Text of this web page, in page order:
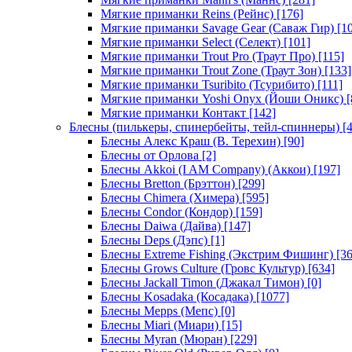
Мягкие приманки Reins (Рейнс) [176]
Мягкие приманки Savage Gear (Саваж Гир)
Мягкие приманки Select (Селект) [101]
Мягкие приманки Trout Pro (Траут Про) [115]
Мягкие приманки Trout Zone (Траут Зон) [133]
Мягкие приманки Tsuribito (Тсурибито) [111]
Мягкие приманки Yoshi Onyx (Йоши Оникс)
Мягкие приманки Контакт [142]
Блесны (пилькеры, спинербейты, тейл-спиннеры)
Блесны Алекс Краш (В. Терехин) [90]
Блесны от Орлова [2]
Блесны Akkoi (I AM Company) (Аккои) [197]
Блесны Bretton (Брэттон) [299]
Блесны Chimera (Химера) [595]
Блесны Condor (Кондор) [159]
Блесны Daiwa (Дайва) [147]
Блесны Deps (Дэпс) [1]
Блесны Extreme Fishing (Экстрим Фишинг)
Блесны Grows Culture (Гровс Культур) [634]
Блесны Jackall Timon (Джакал Тимон) [0]
Блесны Kosadaka (Косадака) [1077]
Блесны Mepps (Мепс) [0]
Блесны Miari (Миари) [15]
Блесны Myran (Мюран) [229]